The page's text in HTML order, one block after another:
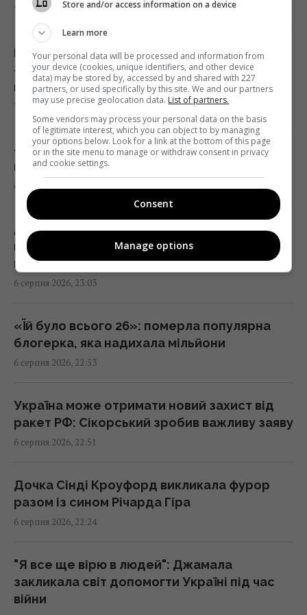
Україна ставить Путіна на передвиборчий
годинник, - Newsweek
23:07 четвер, 06 серпня 2026
заробітної плати педагогів з 1 вересня
22:53 четвер, 06 серпня 2026
Міф зруйновано: скільки насправді можуть
працювати ядерні реактори
22:12 четвер, 06 серпня 2026
Така зброя є лише у кількох країн:
Зеленський про створення української
22:00 четвер, 06 серпня 2026
"Динамо" здобуло важливу перемогу у
21:57 четвер, 06 серпня 2026
Анчоуси чи сардини: яка риба корисніша
В Україну може потрапити антидронова
ракета CM-70 з Канади, - ЗМІ
Чим Україна може знищувати "Іскандери":
експерти назвали єдиний реальний варіант
7 серпня 2026, 01:00
Білі речі знову сяятимуть: старий
«бабусин» трюк без жодної краплі
відбілювача
7 серпня 2026, 00:06
«Я не готовий»: чоловік путіністки Валерії
відкараскався від її сина-невдахи
6 серпня 2026, 23:26
Досвідчені туристи завжди кладуть у
валізу шапочку для душу: ось навіщо вона
потрібна
6 серпня 2026, 23:03
«Їй було всього 26»: померла популярна
блогерка, яка надихала мільйони
6 серпня 2026, 22:53
Україна може отримати новий захист від
ракет РФ: Сікорський зробив важливу заяву
6 серпня 2026, 22:51
Дочка Сінді Кроуфорд викликала фурор
разом із сином Річарда Гіра
6 серпня 2026, 22:24
"Я все ще вірю в людей": Джамала
закликала світ допомогти Україні під час
війни
Store and/or access information on a device
Learn more
Your personal data will be processed and information from
your device (cookies, unique identifiers, and other device
data) may be stored by, accessed by and shared with 227
partners, or used specifically by this site. We and our partners
may use precise geolocation data. List of partners.
Some vendors may process your personal data on the basis
of legitimate interest, which you can object to by managing
your options below. Look for a link at the bottom of this page
or in the site menu to manage or withdraw consent in privacy
and cookie settings.
Consent
Manage options